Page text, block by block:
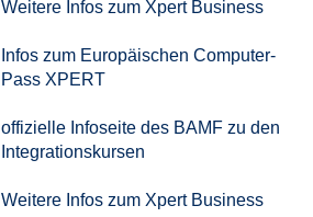
Weitere Infos zum Xpert Business
Infos zum Europäischen Computer-
Pass XPERT
offizielle Infoseite des BAMF zu den
Integrationskursen
Weitere Infos zum Xpert Business